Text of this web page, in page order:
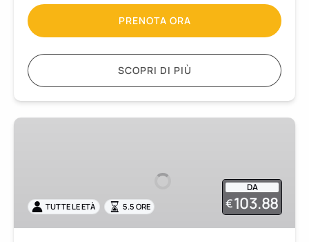
PRENOTA ORA
SCOPRI DI PIÙ
Escursione
Pompei
e
DA
€103.88
TUTTE LE ETÀ 5.5 ORE